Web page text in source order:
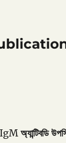
অ্যান্টিবডি